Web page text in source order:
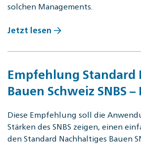
solchen Managements.
Jetzt lesen
Empfehlung Standard
Bauen Schweiz SNBS
Diese Empfehlung soll die
Stärken des SNBS zeigen, einen
den Standard Nachhaltiges Bauen